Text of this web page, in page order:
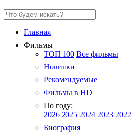
Главная
Фильмы
ТОП 100 Все фильмы
Новинки
Рекомендуемые
Фильмы в HD
По году:
2026 2025 2024 2023 2022
Биография